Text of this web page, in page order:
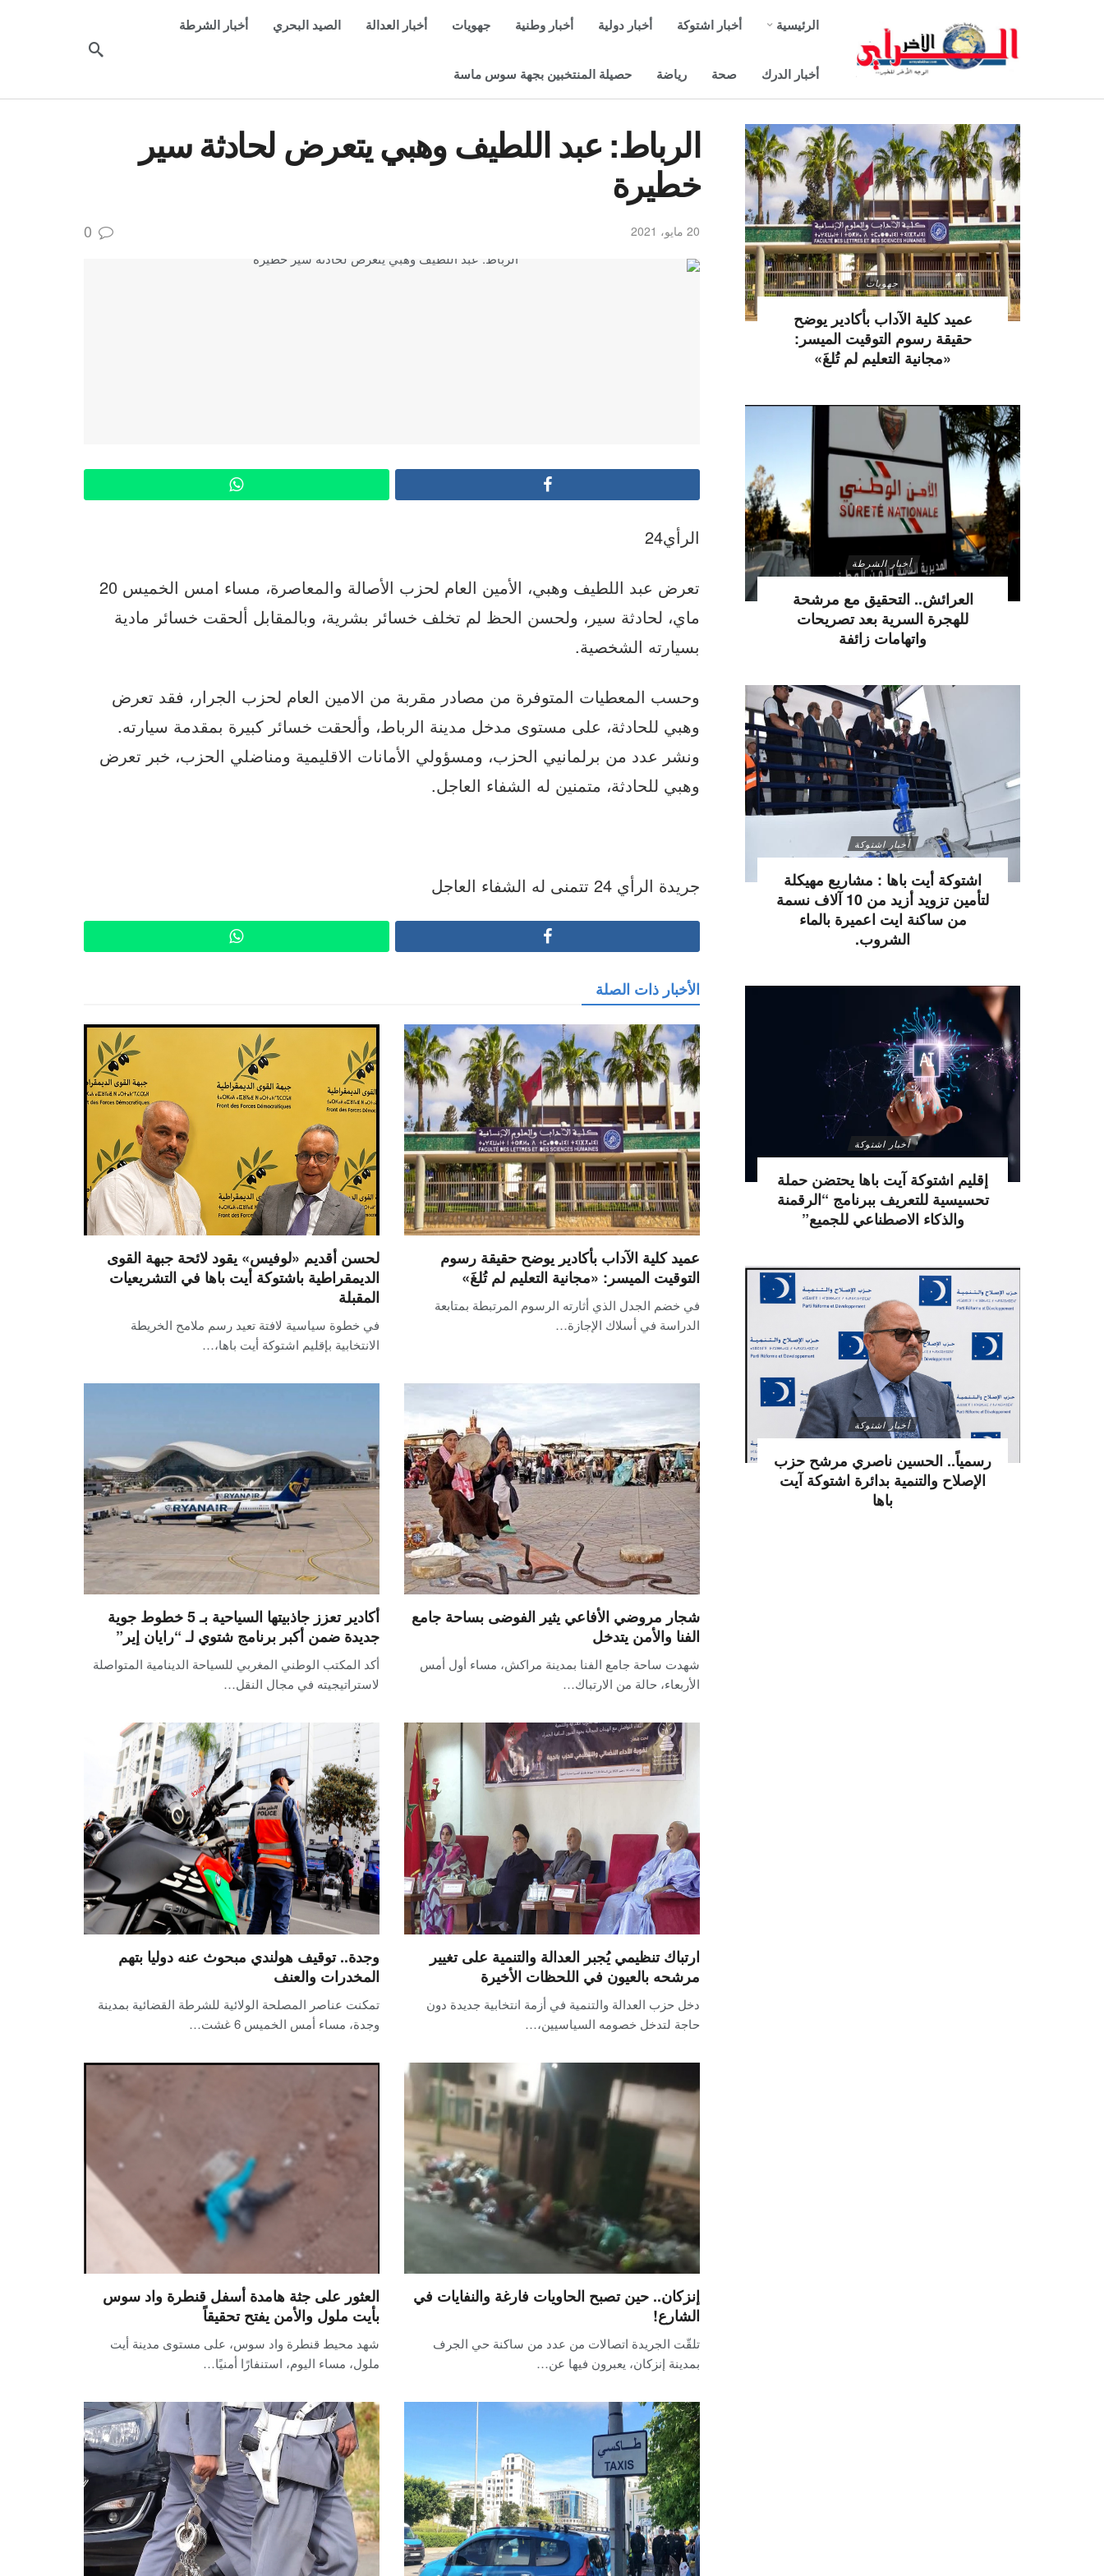
الرئيسية أخبار اشتوكة أخبار دولية أخبار وطنية جهويات أخبار العدالة الصيد البحري أخبار الشرطة
أخبار الدرك صحة رياضة حصيلة المنتخبين بجهة سوس ماسة
الرباط: عبد اللطيف وهبي يتعرض لحادثة سير
خطيرة
20 مايو، 2021 0
الرأي24
تعرض عبد اللطيف وهبي، الأمين العام لحزب الأصالة والمعاصرة، مساء امس الخميس 20
ماي، لحادثة سير، ولحسن الحظ لم تخلف خسائر بشرية، وبالمقابل ألحقت خسائر مادية
بسيارته الشخصية.
وحسب المعطيات المتوفرة من مصادر مقربة من الامين العام لحزب الجرار، فقد تعرض
وهبي للحادثة، على مستوى مدخل مدينة الرباط، وألحقت خسائر كبيرة بمقدمة سيارته.
ونشر عدد من برلمانيي الحزب، ومسؤولي الأمانات الاقليمية ومناضلي الحزب، خبر تعرض
وهبي للحادثة، متمنين له الشفاء العاجل.
جريدة الرأي 24 تتمنى له الشفاء العاجل
الأخبار ذات الصلة
عميد كلية الآداب بأكادير يوضح حقيقة رسوم
التوقيت الميسر: «مجانية التعليم لم تُلغَ»
في خضم الجدل الذي أثارته الرسوم المرتبطة بمتابعة
الدراسة في أسلاك الإجازة…
لحسن أقديم «لوفيس» يقود لائحة جبهة القوى
الديمقراطية باشتوكة أيت باها في التشريعيات
المقبلة
في خطوة سياسية لافتة تعيد رسم ملامح الخريطة
الانتخابية بإقليم اشتوكة أيت باها،…
شجار مروضي الأفاعي يثير الفوضى بساحة جامع
الفنا والأمن يتدخل
شهدت ساحة جامع الفنا بمدينة مراكش، مساء أول أمس
الأربعاء، حالة من الارتباك…
أكادير تعزز جاذبيتها السياحية بـ 5 خطوط جوية
جديدة ضمن أكبر برنامج شتوي لـ “رايان إير”
أكد المكتب الوطني المغربي للسياحة الدينامية المتواصلة
لاستراتيجيته في مجال النقل…
ارتباك تنظيمي يُجبر العدالة والتنمية على تغيير
مرشحه بالعيون في اللحظات الأخيرة
دخل حزب العدالة والتنمية في أزمة انتخابية جديدة دون
حاجة لتدخل خصومه السياسيين،…
وجدة.. توقيف هولندي مبحوث عنه دوليا بتهم
المخدرات والعنف
تمكنت عناصر المصلحة الولائية للشرطة القضائية بمدينة
وجدة، مساء أمس الخميس 6 غشت…
إنزكان.. حين تصبح الحاويات فارغة والنفايات في
الشارع!
تلقّت الجريدة اتصالات من عدد من ساكنة حي الجرف
بمدينة إنزكان، يعبرون فيها عن…
العثور على جثة هامدة أسفل قنطرة واد سوس
بأيت ملول والأمن يفتح تحقيقاً
شهد محيط قنطرة واد سوس، على مستوى مدينة أيت
ملول، مساء اليوم، استنفارًا أمنيًا…
جهويات
عميد كلية الآداب بأكادير يوضح
حقيقة رسوم التوقيت الميسر:
«مجانية التعليم لم تُلغَ»
أخبار الشرطة
العرائش.. التحقيق مع مرشحة
للهجرة السرية بعد تصريحات
واتهامات زائفة
أخبار اشتوكة
اشتوكة أيت باها : مشاريع مهيكلة
لتأمين تزويد أزيد من 10 آلاف نسمة
من ساكنة ايت اعميرة بالماء
الشروب.
أخبار اشتوكة
إقليم اشتوكة آيت باها يحتضن حملة
تحسيسية للتعريف ببرنامج “الرقمنة
والذكاء الاصطناعي للجميع”
أخبار اشتوكة
رسمياً.. الحسين ناصري مرشح حزب
الإصلاح والتنمية بدائرة اشتوكة آيت
باها